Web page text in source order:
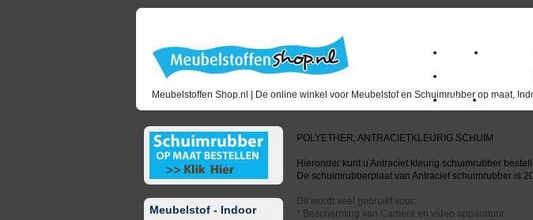
Meubelstoffen Shop.nl | De online winkel voor Meubelstof en Schuimrubber op maat,
Home
Outlet
Meubelstof - Indoor
POLYETHER, ANTRACIETKLEURIG SCHUIM
Hieronder kunt u Antraciet kleurig schuimrubber
De schuimrubberplaat van Antraciet schuimrubber is
Dit wordt veel gebruikt voor:
* Bescherming van Camera en video apparatuur.